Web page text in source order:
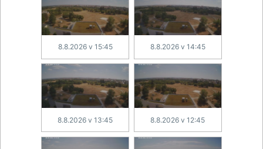
8.8.2026 v 15:45 8.8.2026 v 14:45
8.8.2026 v 13:45 8.8.2026 v 12:45